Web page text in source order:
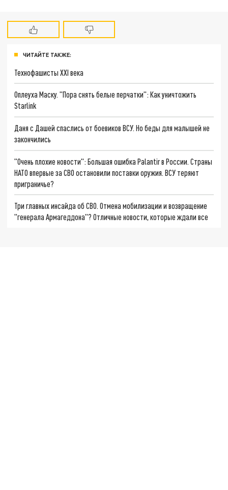
ЧИТАЙТЕ ТАКЖЕ:
Технофашисты XXI века
Оплеуха Маску. "Пора снять белые перчатки": Как уничтожить
Starlink
Даня с Дашей спаслись от боевиков ВСУ. Но беды для малышей не
закончились
"Очень плохие новости": Большая ошибка Palantir в России. Страны
НАТО впервые за СВО остановили поставки оружия. ВСУ теряют
приграничье?
Три главных инсайда об СВО. Отмена мобилизации и возвращение
"генерала Армагеддона"? Отличные новости, которые ждали все